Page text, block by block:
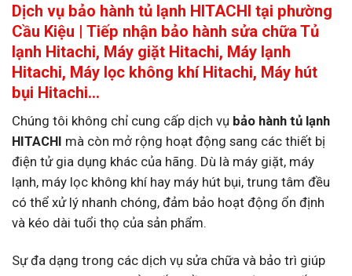
Dịch vụ bảo hành tủ lạnh HITACHI tại phường
Cầu Kiệu | Tiếp nhận bảo hành sửa chữa Tủ
lạnh Hitachi, Máy giặt Hitachi, Máy lạnh
Hitachi, Máy lọc không khí Hitachi, Máy hút
bụi Hitachi…
Chúng tôi không chỉ cung cấp dịch vụ bảo hành tủ lạnh
HITACHI mà còn mở rộng hoạt động sang các thiết bị
điện tử gia dụng khác của hãng. Dù là máy giặt, máy
lạnh, máy lọc không khí hay máy hút bụi, trung tâm đều
có thể xử lý nhanh chóng, đảm bảo hoạt động ổn định
và kéo dài tuổi thọ của sản phẩm.
Sự đa dạng trong các dịch vụ sửa chữa và bảo trì giúp